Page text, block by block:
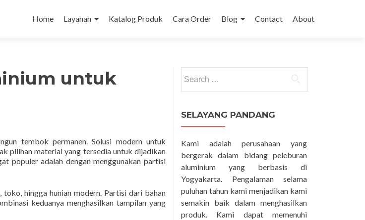
to
Home Layanan Katalog Produk Cara Order Blog Contact About
untuk
tembok permanen. Solusi modern untuk
pilihan material yang tersedia untuk dijadikan
populer adalah dengan menggunakan partisi
hingga hunian modern. Partisi dari bahan
keduanya menghasilkan tampilan yang
for:
SELAYANG PANDANG
Kami adalah perusahaan yang
bergerak dalam bidang peleburan
aluminium yang berbasis di
Yogyakarta. Pengalaman selama
puluhan tahun kami menjadikan kami
semakin baik dalam menghasilkan
produk. Kami dapat memenuhi